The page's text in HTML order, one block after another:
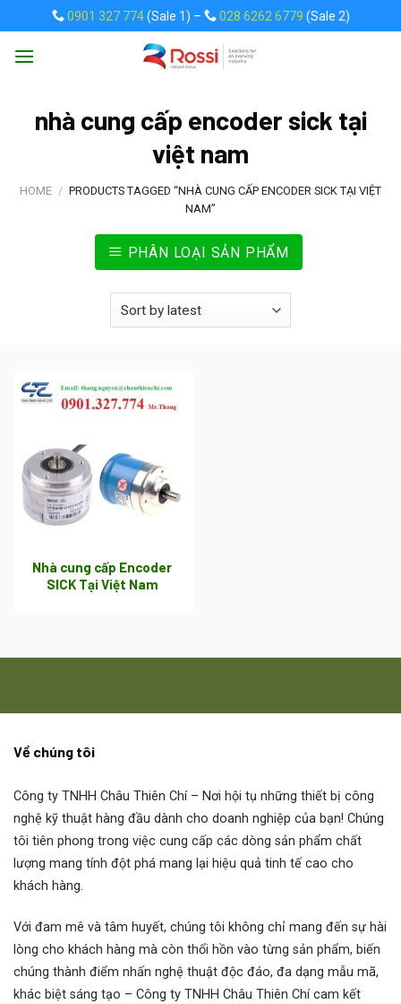
to
content
0901 327 774(Sale 1) – 028 6262 6779 (Sale 2)
nhà cung cấp encoder sick tại
việt nam
HOME / PRODUCTS TAGGED “NHÀ CUNG CẤP ENCODER SICK TẠI VIỆT
NAM”
PHÂN LOẠI SẢN PHẨM
Nhà cung cấp Encoder
SICK Tại Việt Nam
Về chúng tôi
Công ty TNHH Châu Thiên Chí– Nơi hội tụ những thiết bị công
nghệ kỹ thuật hàng đầu dành cho doanh nghiệp của bạn! Chúng
tôi tiên phong trong việc cung cấp các dòng sản phẩm chất
lượng mang tính đột phá mang lại hiệu quả tinh tế cao cho
khách hàng.
Với đam mê và tâm huyết, chúng tôi không chỉ mang đến sự hài
lòng cho khách hàng mà còn thổi hồn vào từng sản phẩm, biến
chúng thành điểm nhấn nghệ thuật độc đáo, đa dạng mẫu mã,
khác biệt sáng tạo – Công ty TNHH Châu Thiên Chí cam kết